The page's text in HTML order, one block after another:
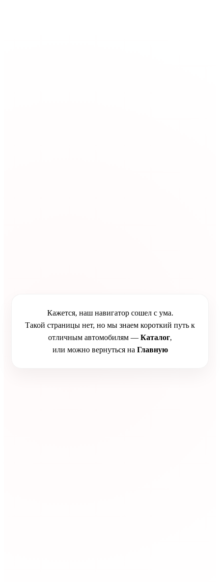
Кажется, наш навигатор сошел с ума.
Такой страницы нет, но мы знаем короткий путь к
отличным автомобилям — Каталог,
или можно вернуться на Главную